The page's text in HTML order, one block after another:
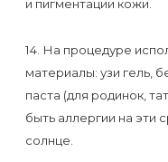
и пигментации кожи.
14. На процедуре
материалы: узи гель,
паста (для родинок,
быть аллергии на эти
солнце.